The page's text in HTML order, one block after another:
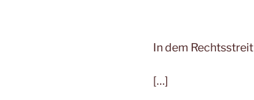
In dem Rechtsstreit
[…]